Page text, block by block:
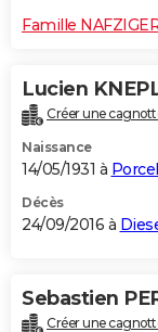
Famille
Lucien
Créer une
Naissance
14/05/1931 à
Décès
24/09/2016 à
Sebastien
Créer une